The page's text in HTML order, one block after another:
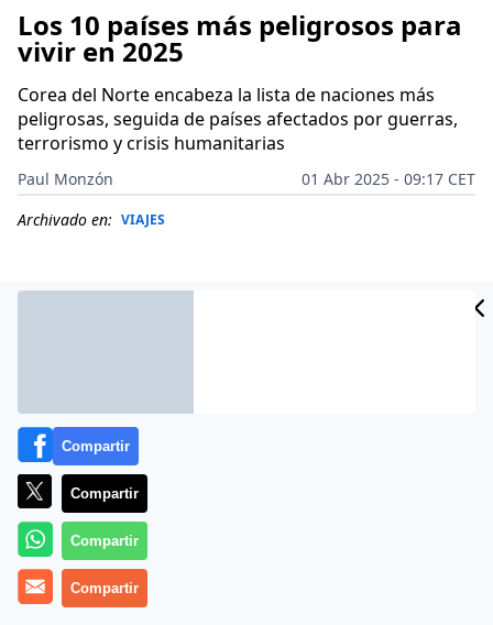
Los 10 países más peligrosos para
vivir en 2025
Corea del Norte encabeza la lista de naciones más
peligrosas, seguida de países afectados por guerras,
terrorismo y crisis humanitarias
Paul Monzón
01 Abr 2025 - 09:17 CET
Archivado en: VIAJES
En un mundo cada vez más interconectado, la
seguridad se ha convertido en una preocupación
Compartir
Compartir
Compartir
Compartir